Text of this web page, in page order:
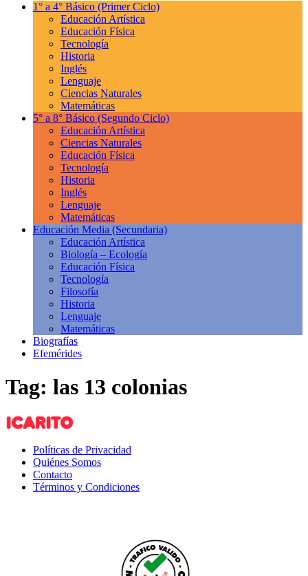
1° a 4° Básico (Primer Ciclo)
Educación Artística
Educación Física
Tecnología
Historia
Inglés
Lenguaje
Ciencias Naturales
Matemáticas
5° a 8° Básico (Segundo Ciclo)
Educación Artística
Ciencias Naturales
Educación Física
Tecnología
Historia
Inglés
Lenguaje
Matemáticas
Educación Media (Secundaria)
Educación Artística
Biología – Ecología
Educación Física
Tecnología
Filosofía
Historia
Lenguaje
Matemáticas
Biografías
Efemérides
Tag: las 13 colonias
Políticas de Privacidad
Quiénes Somos
Contacto
Términos y Condiciones